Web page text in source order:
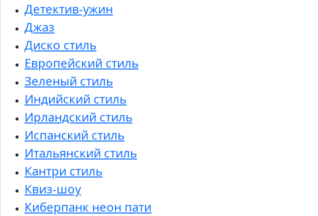
Детектив-ужин
Джаз
Диско стиль
Европейский стиль
Зеленый стиль
Индийский стиль
Ирландский стиль
Испанский стиль
Итальянский стиль
Кантри стиль
Квиз-шоу
Киберпанк неон пати